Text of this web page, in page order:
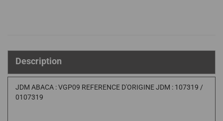
Description
JDM ABACA : VGP09 REFERENCE D'ORIGINE JDM : 107319 /
0107319